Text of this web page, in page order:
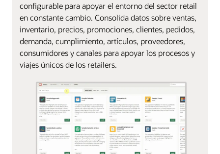
configurable para apoyar el entorno del sector retail
en constante cambio. Consolida datos sobre ventas,
inventario, precios, promociones, clientes, pedidos,
demanda, cumplimiento, artículos, proveedores,
consumidores y canales para apoyar los procesos y
viajes únicos de los retailers.